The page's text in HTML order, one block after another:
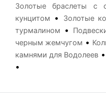
Золотые браслеты с
кунцитом
• Золотые
турмалином
•
черным жемчугом •
камнями для Водолеев •
•